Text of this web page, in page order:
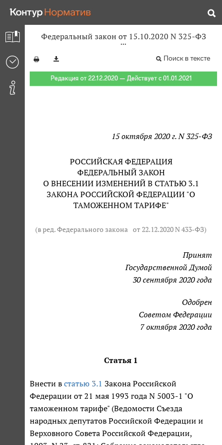
Федеральный закон от 15.10.2020 N 325-ФЗ
Поиск в тексте
Редакция от 22.12.2020 — Действует с 01.01.2021
15 октября 2020 г. N 325-ФЗ
РОССИЙСКАЯ ФЕДЕРАЦИЯ
ФЕДЕРАЛЬНЫЙ ЗАКОН
О ВНЕСЕНИИ ИЗМЕНЕНИЙ В СТАТЬЮ 3.1
ЗАКОНА РОССИЙСКОЙ ФЕДЕРАЦИИ "О
ТАМОЖЕННОМ ТАРИФЕ"
(в ред. Федерального закона от 22.12.2020 N 433-ФЗ)
Принят
Государственной Думой
30 сентября 2020 года
Одобрен
Советом Федерации
7 октября 2020 года
Статья 1
Внести в статью 3.1 Закона Российской
Федерации от 21 мая 1993 года N 5003-1 "О
таможенном тарифе" (Ведомости Съезда
народных депутатов Российской Федерации и
Верховного Совета Российской Федерации,